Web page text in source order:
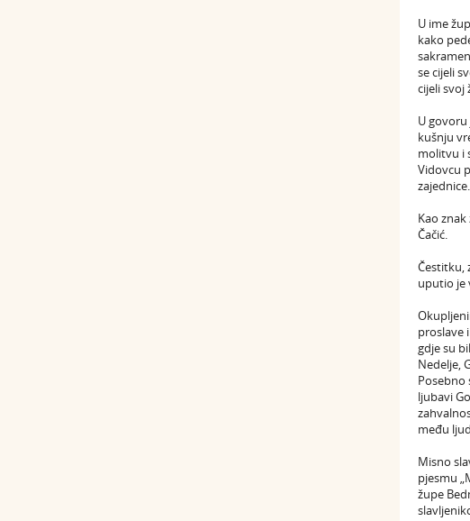
U ime
kako
se cijeli
cijeli svoj
U
kušnju
molitvu i
Vidovcu
zajednice.
Kao
Čačić.
Čestitku,
uputio je
proslave
gdje su
Nedelje,
Posebno
ljubavi
među
Misno
pjesmu
župe